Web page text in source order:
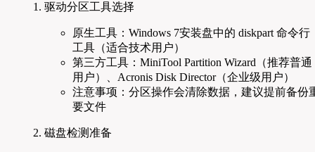
驱动分区工具选择
原生工具：Windows 7安装盘中的 diskpart 命令行
工具（适合技术用户）
第三方工具：MiniTool Partition Wizard（推荐普通
用户）、Acronis Disk Director（企业级用户）
注意事项：分区操作会清除数据，建议提前备份
要文件
磁盘检测准备